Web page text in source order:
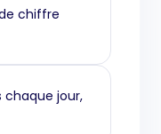
chiffre
chaque jour,